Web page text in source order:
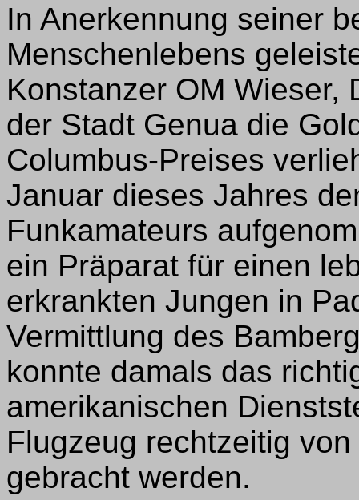
In Anerkennung seiner
Menschenlebens
Konstanzer OM Wieser,
der Stadt Genua die
Columbus-Preises
Januar dieses Jahres
Funkamateurs
ein Präparat für einen
erkrankten Jungen in
Vermittlung des
konnte damals das
amerikanischen
Flugzeug rechtzeitig
gebracht werden.